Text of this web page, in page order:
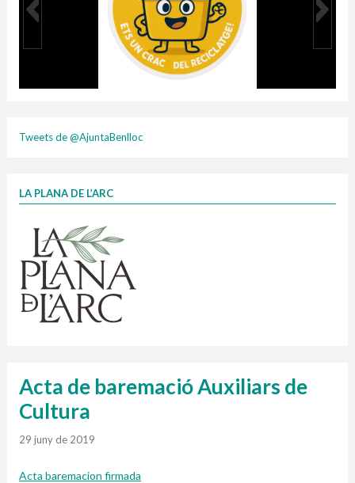
1 contenidors intel·ligents
Finançat per la Unió Europea – NextGenerationEU
Tweets de @AjuntaBenlloc
LA PLANA DE L’ARC
Acta de baremació Auxiliars de
Cultura
29 juny de 2019
Acta baremacion firmada